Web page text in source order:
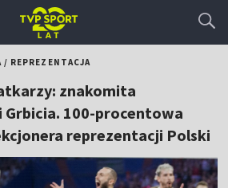
/ REPREZENTACJA
znakomita
100-procentowa
reprezentacji Polski